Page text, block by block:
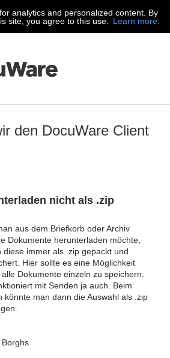
analytics and personalized content. By
site, you agree to this use.
Learn more.
den DocuWare Client
nicht als .zip
aus dem Briefkorb oder Archiv
Dokumente herunterladen möchte,
diese immer als .zip gepackt und
Hier sollte es eine Möglichkeit
Dokumente einzeln zu speichern.
mit Senden ja auch. Beim
könnte man dann die Auswahl als .zip